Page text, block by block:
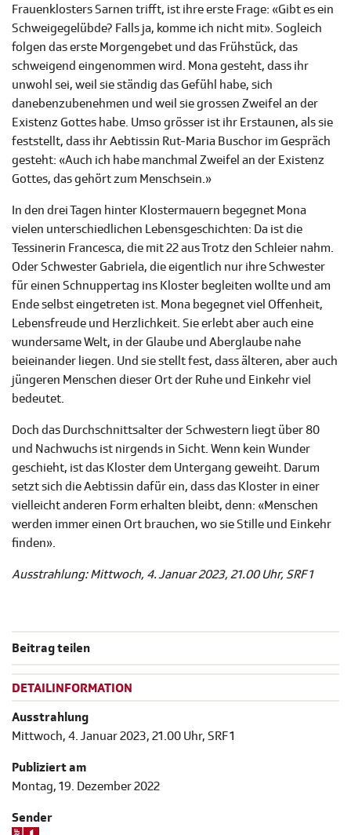
Frauenklosters Sarnen trifft, ist ihre erste Frage: «Gibt es ein
Schweigegelübde? Falls ja, komme ich nicht mit». Sogleich
folgen das erste Morgengebet und das Frühstück, das
schweigend eingenommen wird. Mona gesteht, dass ihr
unwohl sei, weil sie ständig das Gefühl habe, sich
danebenzubenehmen und weil sie grossen Zweifel an der
Existenz Gottes habe. Umso grösser ist ihr Erstaunen, als sie
feststellt, dass ihr Aebtissin Rut-Maria Buschor im Gespräch
gesteht: «Auch ich habe manchmal Zweifel an der Existenz
Gottes, das gehört zum Menschsein.»
In den drei Tagen hinter Klostermauern begegnet Mona
vielen unterschiedlichen Lebensgeschichten: Da ist die
Tessinerin Francesca, die mit 22 aus Trotz den Schleier nahm.
Oder Schwester Gabriela, die eigentlich nur ihre Schwester
für einen Schnuppertag ins Kloster begleiten wollte und am
Ende selbst eingetreten ist. Mona begegnet viel Offenheit,
Lebensfreude und Herzlichkeit. Sie erlebt aber auch eine
wundersame Welt, in der Glaube und Aberglaube nahe
beieinander liegen. Und sie stellt fest, dass älteren, aber auch
jüngeren Menschen dieser Ort der Ruhe und Einkehr viel
bedeutet.
Doch das Durchschnittsalter der Schwestern liegt über 80
und Nachwuchs ist nirgends in Sicht. Wenn kein Wunder
geschieht, ist das Kloster dem Untergang geweiht. Darum
setzt sich die Aebtissin dafür ein, dass das Kloster in einer
vielleicht anderen Form erhalten bleibt, denn: «Menschen
werden immer einen Ort brauchen, wo sie Stille und Einkehr
finden».
Ausstrahlung: Mittwoch, 4. Januar 2023, 21.00 Uhr, SRF 1
Beitrag teilen
DETAILINFORMATION
Ausstrahlung
Mittwoch, 4. Januar 2023, 21.00 Uhr, SRF 1
Publiziert am
Montag, 19. Dezember 2022
Sender